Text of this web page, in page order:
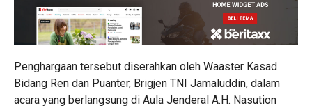
Penghargaan tersebut diserahkan oleh Waaster Kasad
Bidang Ren dan Puanter, Brigjen TNI Jamaluddin, dalam
acara yang berlangsung di Aula Jenderal A.H. Nasution